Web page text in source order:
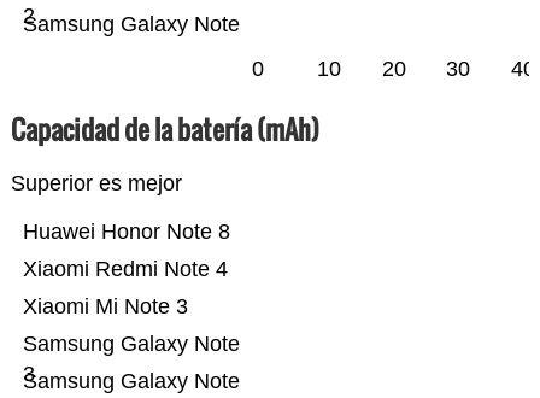
Samsung Galaxy Note
2
0 10 20 30 40
Capacidad de la batería (mAh)
Superior es mejor
Samsung Galaxy Note
Samsung Galaxy Note
3
Xiaomi Mi Note 3
Xiaomi Redmi Note 4
Huawei Honor Note 8